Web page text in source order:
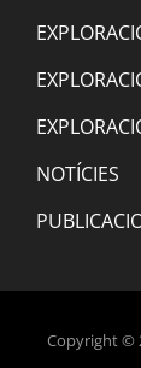
NOTÍCIES
Copyright ©